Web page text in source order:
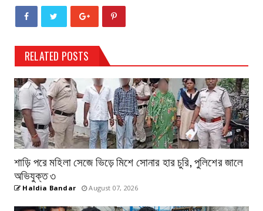
RELATED POSTS
শাড়ি পরে মহিলা সেজে ভিড়ে মিশে সোনার হার চুরি, পুলিশের জালে
অভিযুক্ত ৩
Haldia Bandar August 07, 2026